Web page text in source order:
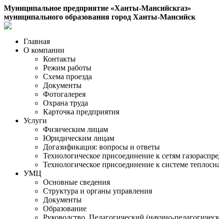
Муниципальное предприятие «Ханты-Мансийскгаз»
муниципального образования город Ханты-Мансийск
Главная
О компании
Контакты
Режим работы
Схема проезда
Документы
Фотогалерея
Охрана труда
Карточка предприятия
Услуги
Физическим лицам
Юридическим лицам
Догазификация: вопросы и ответы
Технологическое присоединение к сетям
Технологическое присоединение к системе
УМЦ
Основные сведения
Структура и органы управления
Документы
Образование
Руководство. Педагогический (научно-